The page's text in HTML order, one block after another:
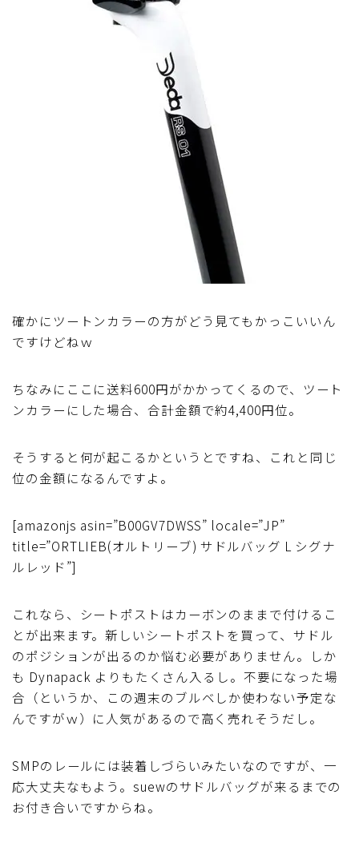
ブルべレポート2023
ブルベレポート2016
ブルべレポート2015
ブルべレポート2013
ブルべレポート2012
確かにツートンカラーの方がどう見てもかっこいいん
ですけどねｗ
ちなみにここに送料600円がかかってくるので、ツート
ンカラーにした場合、合計金額で約4,400円位。
そうすると何が起こるかというとですね、これと同じ
位の金額になるんですよ。
[amazonjs asin=”B00GV7DWSS” locale=”JP”
title=”ORTLIEB(オルトリーブ) サドルバッグ L シグナ
ルレッド”]
これなら、シートポストはカーボンのままで付けるこ
とが出来ます。新しいシートポストを買って、サドル
のポジションが出るのか悩む必要がありません。しか
も Dynapack よりもたくさん入るし。不要になった場
合（というか、この週末のブルベしか使わない予定な
んですがｗ）に人気があるので高く売れそうだし。
SMPのレールには装着しづらいみたいなのですが、一
応大丈夫なもよう。suewのサドルバッグが来るまでの
お付き合いですからね。